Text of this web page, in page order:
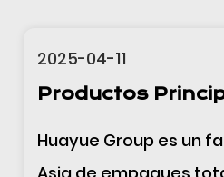
2025-04-11
Campo de
El servicio integral de